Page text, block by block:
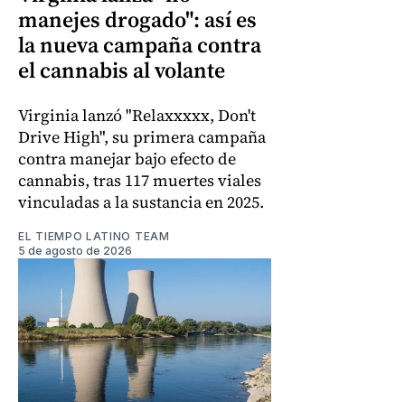
manejes drogado": así es
la nueva campaña contra
el cannabis al volante
Virginia lanzó "Relaxxxxx, Don't
Drive High", su primera campaña
contra manejar bajo efecto de
cannabis, tras 117 muertes viales
vinculadas a la sustancia en 2025.
EL TIEMPO LATINO TEAM
5 de agosto de 2026